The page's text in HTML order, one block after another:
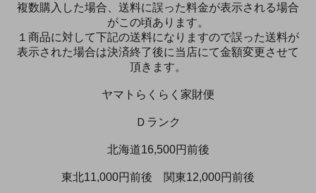
複数購入した場合、送料に誤った料金が表示される場合
がこの頃あります。
１商品に対して下記の送料になりますので誤った送料が
表示された場合は決済終了後に当店にて金額変更させて
頂きます。
ヤマトらくらく家財便
Ｄランク
北海道16,500円前後
東北11,000円前後 関東12,000円前後